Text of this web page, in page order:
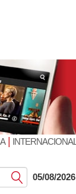
| INTERNACIONAL
Submit05/08/2026